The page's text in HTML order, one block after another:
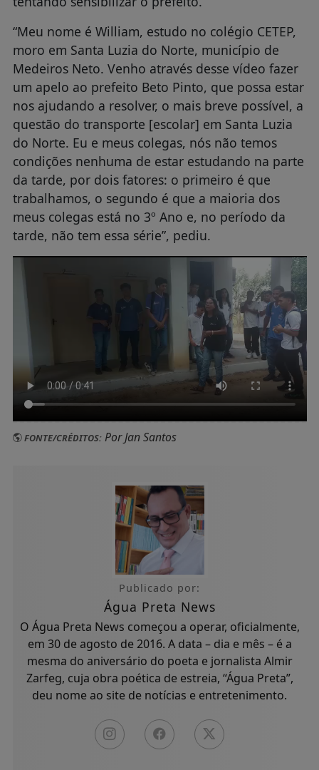
“Meu nome é William, estudo no colégio CETEP,
moro em Santa Luzia do Norte, município de
Medeiros Neto. Venho através desse vídeo fazer
um apelo ao prefeito Beto Pinto, que possa estar
nos ajudando a resolver, o mais breve possível, a
questão do transporte [escolar] em Santa Luzia
do Norte. Eu e meus colegas, nós não temos
condições nenhuma de estar estudando na parte
da tarde, por dois fatores: o primeiro é que
trabalhamos, o segundo é que a maioria dos
meus colegas está no 3º Ano e, no período da
tarde, não tem essa série”, pediu.
FONTE/CRÉDITOS:Por Jan Santos
Publicado por:
Água Preta News
O Água Preta News começou a operar, oficialmente,
em 30 de agosto de 2016. A data – dia e mês – é a
mesma do aniversário do poeta e jornalista Almir
Zarfeg, cuja obra poética de estreia, “Água Preta”,
deu nome ao site de notícias e entretenimento.